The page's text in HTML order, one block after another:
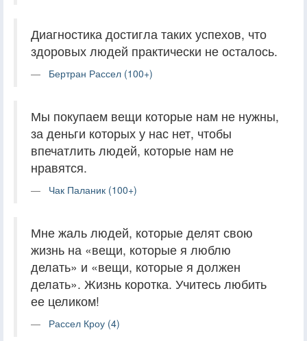
Диагностика достигла таких успехов, что
здоровых людей практически не осталось.
Бертран Рассел (100+)
Мы покупаем вещи которые нам не нужны,
за деньги которых у нас нет, чтобы
впечатлить людей, которые нам не
нравятся.
Чак Паланик (100+)
Мне жаль людей, которые делят свою
жизнь на «вещи, которые я люблю
делать» и «вещи, которые я должен
делать». Жизнь коротка. Учитесь любить
ее целиком!
Рассел Кроу (4)